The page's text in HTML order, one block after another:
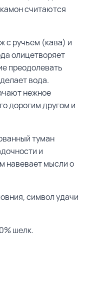
считаются
с ручьем (кава) и
олицетворяет
преодолевать
вода.
нежное
дорогим другом и
туман
и
навевает мысли о
символ удачи
шелк.